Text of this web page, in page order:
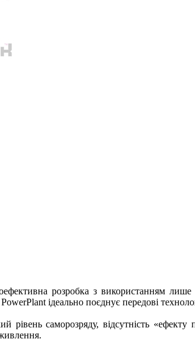
розробка з використанням лише
ідеально поєднує передові
рівень саморозряду, відсутність